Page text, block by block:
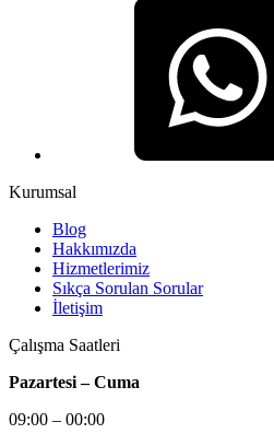
Kurumsal
Blog
Hakkımızda
Hizmetlerimiz
Sıkça Sorulan Sorular
İletişim
Çalışma Saatleri
Pazartesi – Cuma
09:00 – 00:00